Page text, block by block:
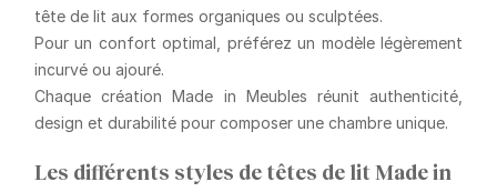
tête de lit aux formes organiques ou sculptées.
Pour un confort optimal , préférez un modèle légèrement
incurvé ou ajouré.
Chaque création Made in Meubles réunitauthenticité,
design et durabilitépour composer une chambre unique.
Les différents styles de têtes de lit Made in